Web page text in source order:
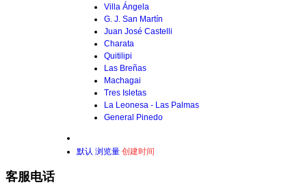
Villa Ángela
G. J. San Martín
Juan José Castelli
Charata
Quitilipi
Las Breñas
Machagai
Tres Isletas
La Leonesa - Las Palmas
General Pinedo
默认 浏览量 创建时间
客服电话